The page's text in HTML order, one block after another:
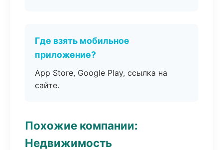
Где взять мобильное
приложение?
App Store, Google Play, ссылка на
сайте.
Похожие компании:
Недвижимость